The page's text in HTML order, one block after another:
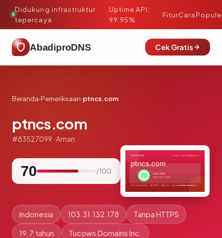
Didukung infrastruktur
tepercaya
·
Uptime API:
99.95%
FiturCara
AbadiproDNS Cek Gratis
Beranda›Pemeriksaan›ptncs.com
ptncs.com
#83527099 · Aman
70 / 100
Indonesia 103.31.132.178 Tanpa HTTPS
19.7 tahun Tucows Domains Inc.